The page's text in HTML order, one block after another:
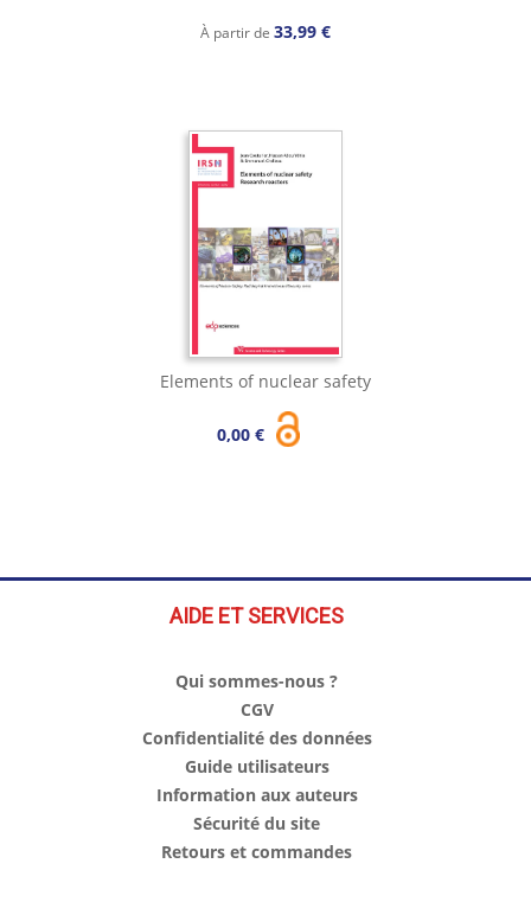
À partir de 33,99 €
Elements of nuclear safety
0,00 €
AIDE ET SERVICES
Qui sommes-nous ?
CGV
Confidentialité des données
Guide utilisateurs
Information aux auteurs
Sécurité du site
Retours et commandes